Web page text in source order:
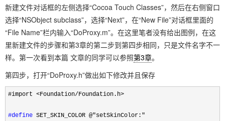
新建文件对话框的左侧选择“Cocoa Touch Classes”，然后在右侧窗口
选择“NSObject subclass”，选择“Next”，在“New File”对话框里面的
“File Name”栏内输入“DoProxy.m”。在这里笔者没有给出图例，在这
里新建文件的步骤和第3章的第二步到第四步相同，只是文件名字不一
样。第一次看到本篇 文章的同学可以参照第3章。
第四步，打开“DoProxy.h”做出如下修改并且保存
#import <Foundation/Foundation.h>
#define SET_SKIN_COLOR @"setSkinColor:"